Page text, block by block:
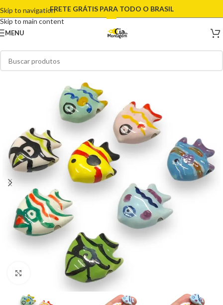
Skip to navigation
Skip to main content
FRETE GRÁTIS PARA TODO O BRASIL
MENU
Clique para ampliar